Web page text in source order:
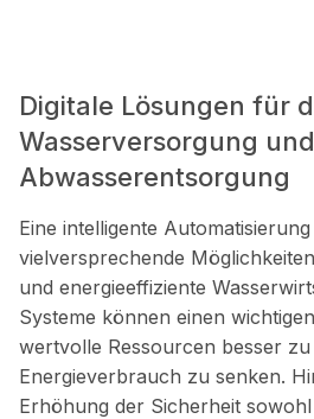
Digitale Lösungen für
Wasserversorgung und
Abwasserentsorgung
Eine intelligente
vielversprechende
und energieeffiziente
Systeme können einen
wertvolle Ressourcen besser
Energieverbrauch zu senken.
Erhöhung der Sicherheit